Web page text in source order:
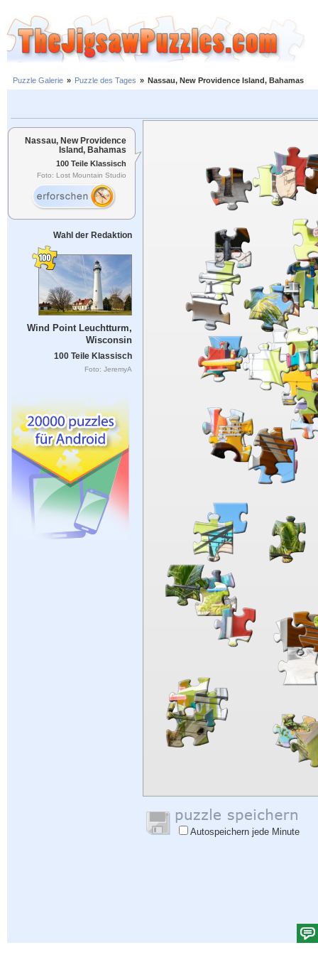
Puzzle Galerie » Puzzle des Tages » Nassau, New Providence Island, Bahamas
Nassau, New Providence
Island, Bahamas
100 Teile Klassisch
Foto: Lost Mountain Studio
Wahl der Redaktion
Wind Point Leuchtturm,
Wisconsin
100 Teile Klassisch
Foto: JeremyA
Autospeichern jede Minute